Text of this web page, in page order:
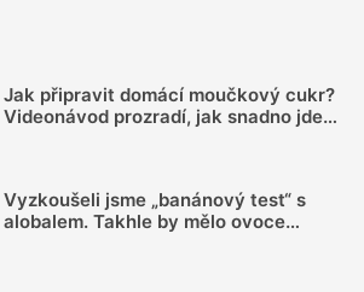
Jak připravit domácí moučkový cukr?
Videonávod prozradí, jak snadno jde
Vyzkoušeli jsme „banánový test“ s
alobalem. Takhle by mělo ovoce